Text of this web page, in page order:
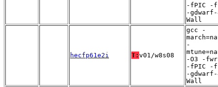
-fPIC -
-
Wall
hecfp61e2i T: v01/w8s08
gcc -
-
-O3 -
-fPIC -
-
Wall